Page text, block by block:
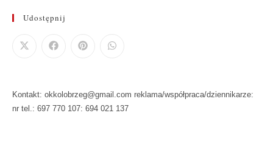
Udostępnij
Kontakt: okkolobrzeg@gmail.com reklama/współpraca/dziennikarze:
nr tel.: 697 770 107: 694 021 137